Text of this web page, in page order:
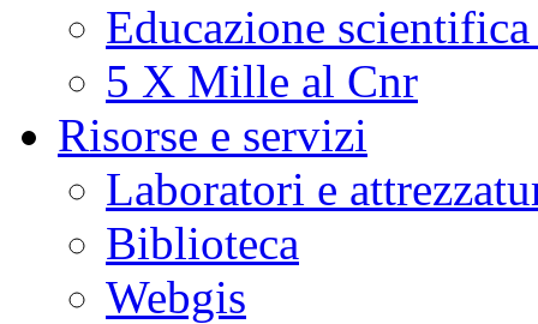
Educazione
5 X Mille al Cnr
Risorse e servizi
Laboratori e
Biblioteca
Webgis